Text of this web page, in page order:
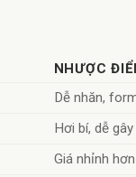
NHƯỢC
Dễ nhăn,
Hơi bí, dễ
Giá nhỉnh